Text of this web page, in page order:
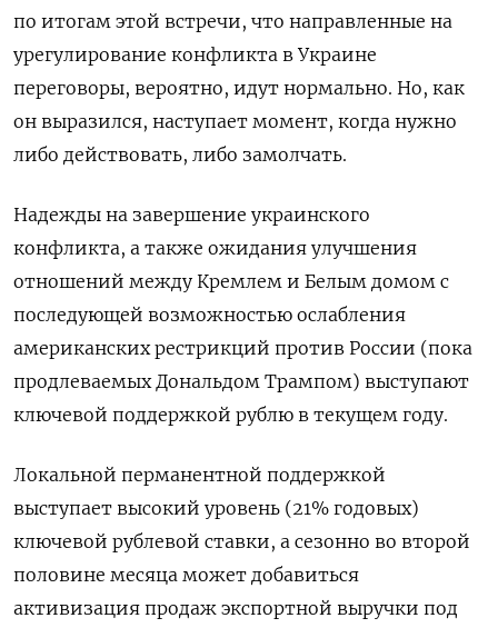
по итогам этой встречи, что направленные на
урегулирование конфликта в Украине
переговоры, вероятно, идут нормально. Но, как
он выразился, наступает момент, когда нужно
либо действовать, либо замолчать.
Надежды на завершение украинского
конфликта, а также ожидания улучшения
отношений между Кремлем и Белым домом с
последующей возможностью ослабления
американских рестрикций против России (пока
продлеваемых Дональдом Трампом) выступают
ключевой поддержкой рублю в текущем году.
Локальной перманентной поддержкой
выступает высокий уровень (21% годовых)
ключевой рублевой ставки, а сезонно во второй
половине месяца может добавиться
активизация продаж экспортной выручки под